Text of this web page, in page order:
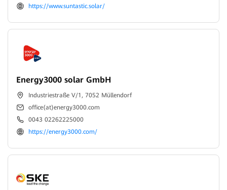
https://www.suntastic.solar/
Energy3000 solar GmbH
Industriestraße V/1, 7052 Müllendorf
office(at)energy3000.com
0043 02262225000
https://energy3000.com/